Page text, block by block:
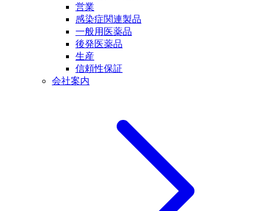
営業
感染症関連製品
一般用医薬品
後発医薬品
生産
信頼性保証
会社案内